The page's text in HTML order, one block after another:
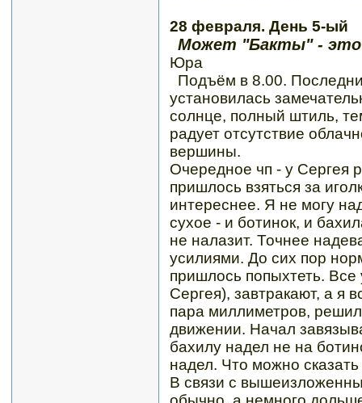
28 февраля. День 5-ый
Может "Бакты" - это
Юра
Подъём в 8.00.
установилась
солнце, полный штиль,
радует отсутствие
вершины.
Очередное чп - у Сергея
пришлось взяться за
интереснее. Я не могу
сухое - и ботинок, и
не налазит. Точнее
усилиями. До сих пор
пришлось попыхтеть.
Сергея), завтракают, а я
пара миллиметров,
движении. Начал
бахилу надел не на
надел. Что можно
В связи с